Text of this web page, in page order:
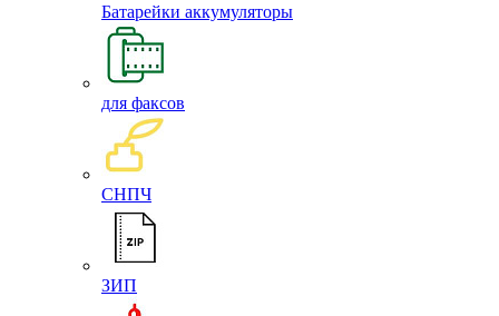
Батарейки аккумуляторы
для факсов
СНПЧ
ЗИП